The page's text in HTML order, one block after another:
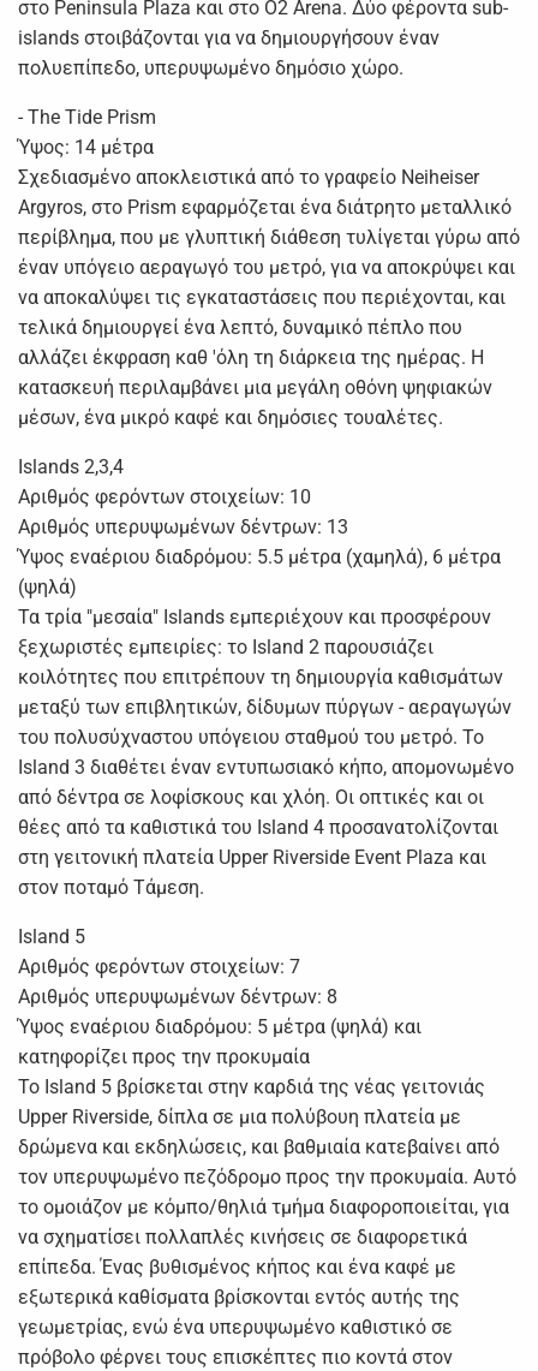
στο Peninsula Plaza και στο O2 Arena. Δύο φέροντα sub-
islands στοιβάζονται για να δημιουργήσουν έναν
πολυεπίπεδο, υπερυψωμένο δημόσιο χώρο.
- The Tide Prism
Ύψος: 14 μέτρα
Σχεδιασμένο αποκλειστικά από το γραφείο Neiheiser
Argyros, στο Prism εφαρμόζεται ένα διάτρητο μεταλλικό
περίβλημα, που με γλυπτική διάθεση τυλίγεται γύρω από
έναν υπόγειο αεραγωγό του μετρό, για να αποκρύψει και
να αποκαλύψει τις εγκαταστάσεις που περιέχονται, και
τελικά δημιουργεί ένα λεπτό, δυναμικό πέπλο που
αλλάζει έκφραση καθ 'όλη τη διάρκεια της ημέρας. Η
κατασκευή περιλαμβάνει μια μεγάλη οθόνη ψηφιακών
μέσων, ένα μικρό καφέ και δημόσιες τουαλέτες.
Islands 2,3,4
Αριθμός φερόντων στοιχείων: 10
Αριθμός υπερυψωμένων δέντρων: 13
Ύψος εναέριου διαδρόμου: 5.5 μέτρα (χαμηλά), 6 μέτρα
(ψηλά)
Τα τρία "μεσαία" Islands εμπεριέχουν και προσφέρουν
ξεχωριστές εμπειρίες: το Island 2 παρουσιάζει
κοιλότητες που επιτρέπουν τη δημιουργία καθισμάτων
μεταξύ των επιβλητικών, δίδυμων πύργων - αεραγωγών
του πολυσύχναστου υπόγειου σταθμού του μετρό. Το
Island 3 διαθέτει έναν εντυπωσιακό κήπο, απομονωμένο
από δέντρα σε λοφίσκους και χλόη. Οι οπτικές και οι
θέες από τα καθιστικά του Island 4 προσανατολίζονται
στη γειτονική πλατεία Upper Riverside Event Plaza και
στον ποταμό Τάμεση.
Island 5
Αριθμός φερόντων στοιχείων: 7
Αριθμός υπερυψωμένων δέντρων: 8
Ύψος εναέριου διαδρόμου: 5 μέτρα (ψηλά) και
κατηφορίζει προς την προκυμαία
Το Island 5 βρίσκεται στην καρδιά της νέας γειτονιάς
Upper Riverside, δίπλα σε μια πολύβουη πλατεία με
δρώμενα και εκδηλώσεις, και βαθμιαία κατεβαίνει από
τον υπερυψωμένο πεζόδρομο προς την προκυμαία. Αυτό
το ομοιάζον με κόμπο/θηλιά τμήμα διαφοροποιείται, για
να σχηματίσει πολλαπλές κινήσεις σε διαφορετικά
επίπεδα. Ένας βυθισμένος κήπος και ένα καφέ με
εξωτερικά καθίσματα βρίσκονται εντός αυτής της
γεωμετρίας, ενώ ένα υπερυψωμένο καθιστικό σε
πρόβολο φέρνει τους επισκέπτες πιο κοντά στον